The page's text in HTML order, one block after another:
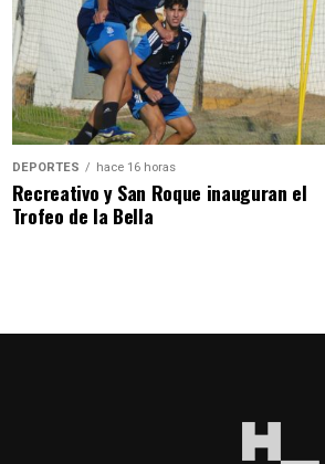
DEPORTES hace 16 horas
Recreativo y San Roque inauguran el
Trofeo de la Bella